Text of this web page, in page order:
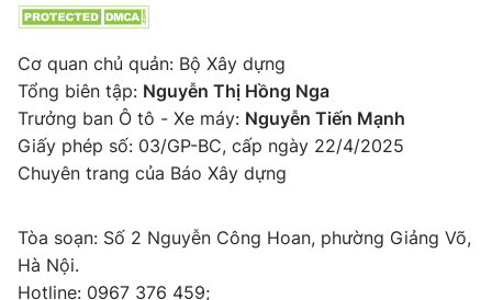
Cơ quan chủ quản: Bộ Xây dựng
Tổng biên tập: Nguyễn Thị Hồng Nga
Trưởng ban Ô tô - Xe máy: Nguyễn Tiến Mạnh
Giấy phép số: 03/GP-BC, cấp ngày 22/4/2025
Chuyên trang của Báo Xây dựng
Tòa soạn: Số 2 Nguyễn Công Hoan, phường Giảng Võ,
Hà Nội.
Hotline: 0967 376 459;